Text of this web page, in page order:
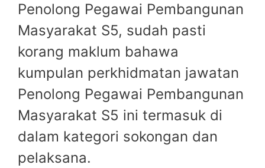
Penolong Pegawai Pembangunan
Masyarakat S5, sudah pasti
korang maklum bahawa
kumpulan perkhidmatan jawatan
Penolong Pegawai Pembangunan
Masyarakat S5 ini termasuk di
dalam kategori sokongan dan
pelaksana.